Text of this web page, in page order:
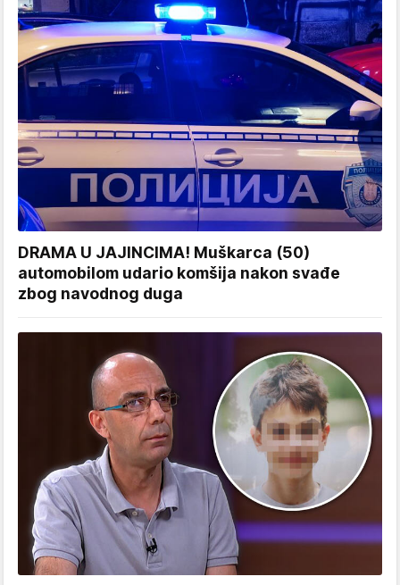
DRAMA U JAJINCIMA! Muškarca (50)
automobilom udario komšija nakon svađe
zbog navodnog duga